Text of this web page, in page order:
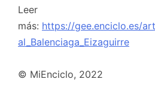
Leer
más: https://gee.enciclo.es/
al_Balenciaga_Eizaguirre
© MiEnciclo, 2022